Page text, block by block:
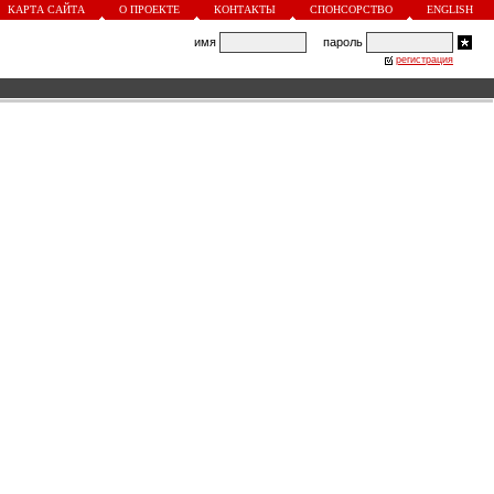
КАРТА САЙТА О ПРОЕКТЕ КОНТАКТЫ СПОНСОРСТВО ENGLISH
имя пароль
регистрация